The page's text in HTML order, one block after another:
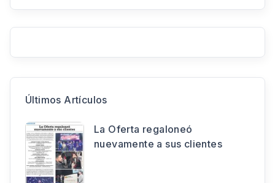
Últimos Artículos
La Oferta regaloneó
nuevamente a sus clientes